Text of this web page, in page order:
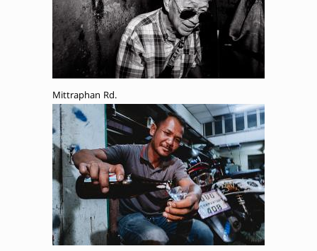
Mittraphan Rd.